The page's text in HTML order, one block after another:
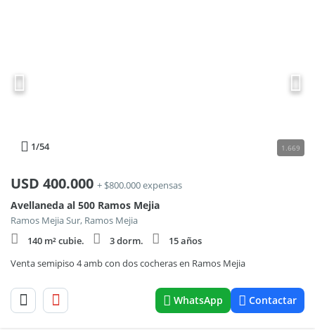
1/54 1.669
USD 400.000 + $800.000 expensas
Avellaneda al 500 Ramos Mejia
Ramos Mejia Sur, Ramos Mejia
140 m² cubie.
3 dorm.
15 años
Venta semipiso 4 amb con dos cocheras en Ramos Mejia
WhatsApp Contactar